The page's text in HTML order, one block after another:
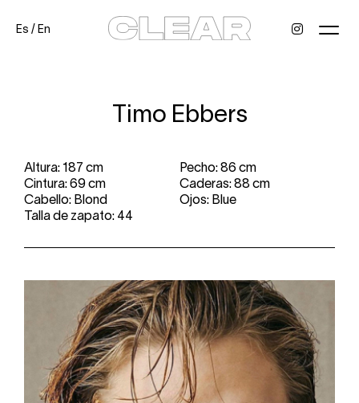
Es /En
Timo Ebbers
Altura: 187 cm
Pecho: 86 cm
Cintura: 69 cm
Caderas: 88 cm
Cabello: Blond
Ojos: Blue
Talla de zapato: 44